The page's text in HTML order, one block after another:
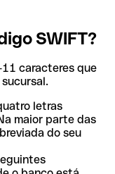
SWIFT?
caracteres que
letras
maior parte das
do seu